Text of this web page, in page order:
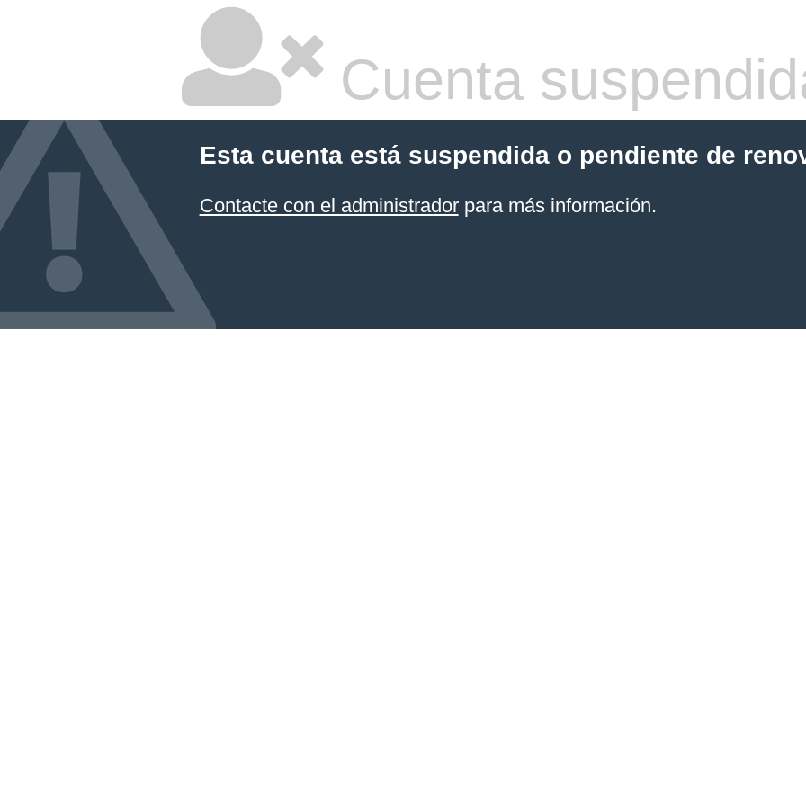
Cuenta
Esta cuenta está suspendida o pendiente de
Contacte con el administradorpara más información.